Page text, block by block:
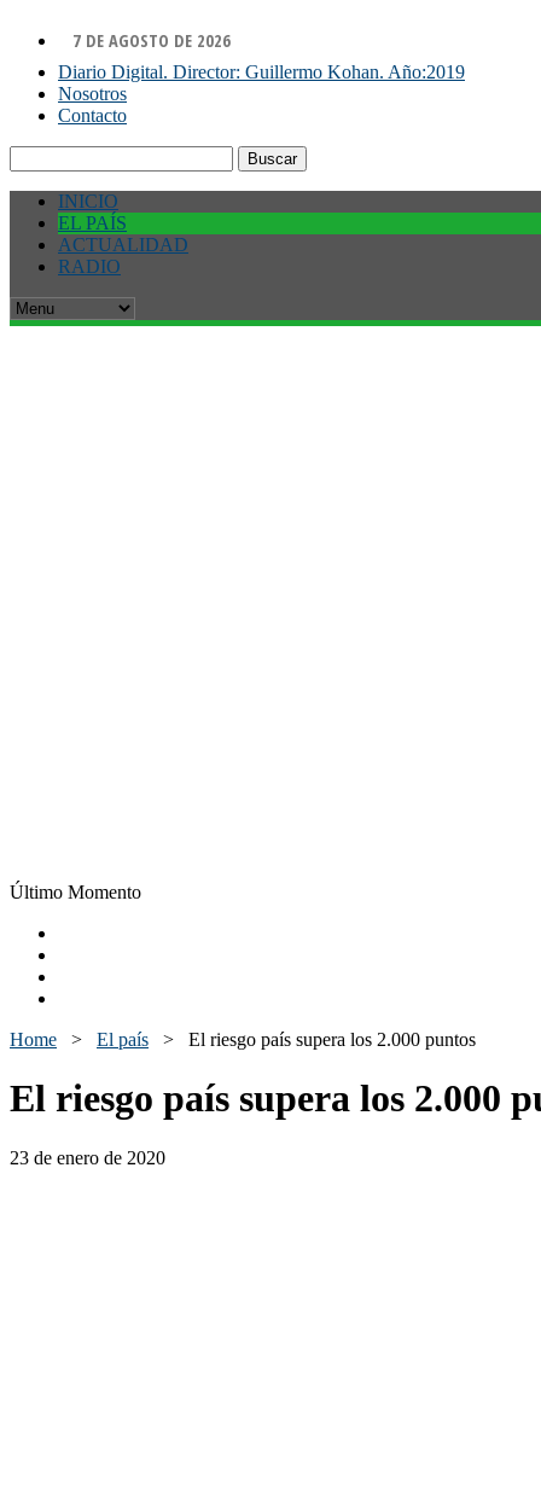
7 DE AGOSTO DE 2026
Diario Digital. Director: Guillermo Kohan. Año:2019
Nosotros
Contacto
INICIO
EL PAÍS
ACTUALIDAD
RADIO
Último Momento
Home > El país > El riesgo país supera los 2.000 puntos
El riesgo país supera los 2.000
23 de enero de 2020